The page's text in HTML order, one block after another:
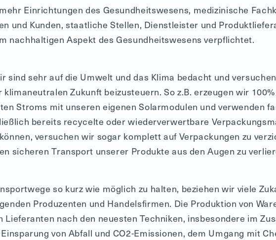
Einrichtungen des Gesundheitswesens, medizinische
und Kunden, staatliche Stellen, Dienstleister und
nachhaltigen Aspekt des Gesundheitswesens verpflichtet.
sind sehr auf die Umwelt und das Klima bedacht und
klimaneutralen Zukunft beizusteuern. So z.B. erzeugen wir
Stroms mit unseren eigenen Solarmodulen und verwenden
bereits recycelte oder wiederverwertbare
versuchen wir sogar komplett auf Verpackungen zu
sicheren Transport unserer Produkte aus den Augen zu
so kurz wie möglich zu halten, beziehen wir viele
Produzenten und Handelsfirmen. Die Produktion von
Lieferanten nach den neuesten Techniken, insbesondere im
von Abfall und CO2-Emissionen, dem Umgang mit